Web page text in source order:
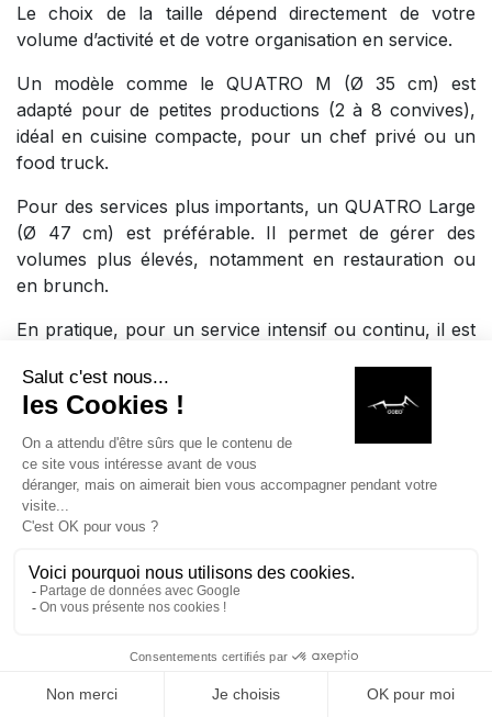
MAISON BOUTIQUE RECHERCHE LISTE DE SOUHAITS PANIER
Le choix de la taille dépend directement de votre
volume d’activité et de votre organisation en service.
Un modèle comme le QUATRO M (Ø 35 cm) est
adapté pour de petites productions (2 à 8 convives),
idéal en cuisine compacte, pour un chef privé ou un
food truck.
Pour des services plus importants, un QUATRO Large
(Ø 47 cm) est préférable. Il permet de gérer des
volumes plus élevés, notamment en restauration ou
en brunch.
En pratique, pour un service intensif ou continu, il est
surdimensionner votre installation afin d’assurer
fluidité et régularité.
Quels modes de cuisson le kamado
professionnel permet-il ?
Un kamado professionnel est extrêmement polyvalent
Saisie haute température (viandes, poissons)
Cuisson lente basse température (brisket, pulled
Fumage à chaud ou à froid